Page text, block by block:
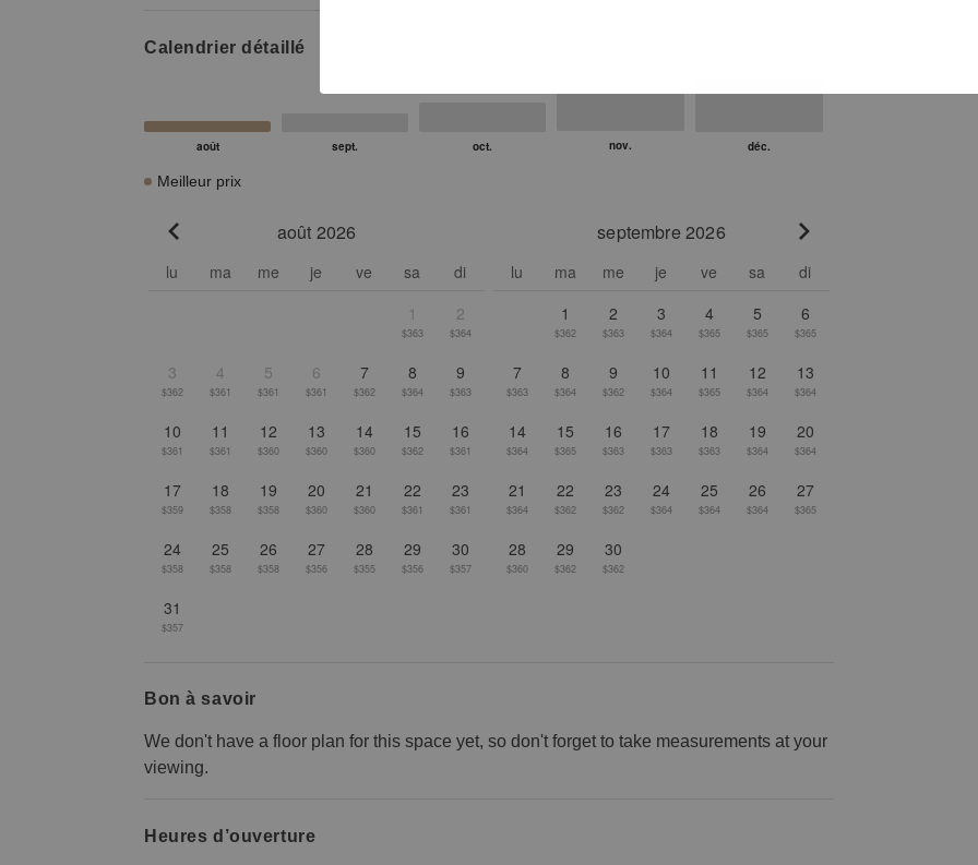
Calendrier détaillé
Meilleur prix
août 2026
lu ma me je ve sa
di
1
$363
2
$364
3
$362
4
$361
5
$361
6
$361
7
$362
8
$364
9
$363
10
$361
11
$361
12
$360
13
$360
14
$360
15
$362
16
$361
17
$359
18
$358
19
$358
20
$360
21
$360
22
$361
23
$361
24
$358
25
$358
26
$358
27
$356
28
$355
29
$356
30
$357
31
$357
septembre 2026
lu ma me je ve sa
di
1
$362
2
$363
3
$364
4
$365
5
$365
6
$365
7
$363
8
$364
9
$362
10
$364
11
$365
12
$364
13
$364
14
$364
15
$365
16
$363
17
$363
18
$363
19
$364
20
$364
21
$364
22
$362
23
$362
24
$364
25
$364
26
$364
27
$365
28
$360
29
$362
30
$362
Bon à savoir
We don't have a floor plan for this space yet, so don't forget to take measurements at your
viewing.
Heures d’ouverture